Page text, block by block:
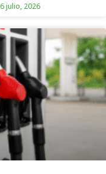
6 julio, 2026